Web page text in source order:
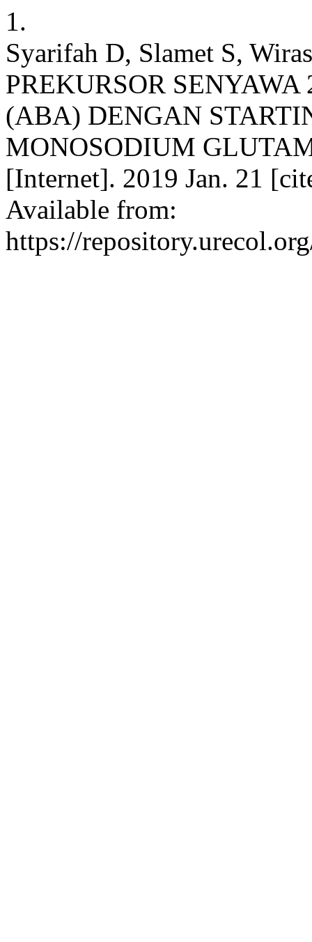
1.
Syarifah D, Slamet S,
PREKURSOR
(ABA) DENGAN
MONOSODIUM
[Internet]. 2019 Jan. 21
Available from:
https://